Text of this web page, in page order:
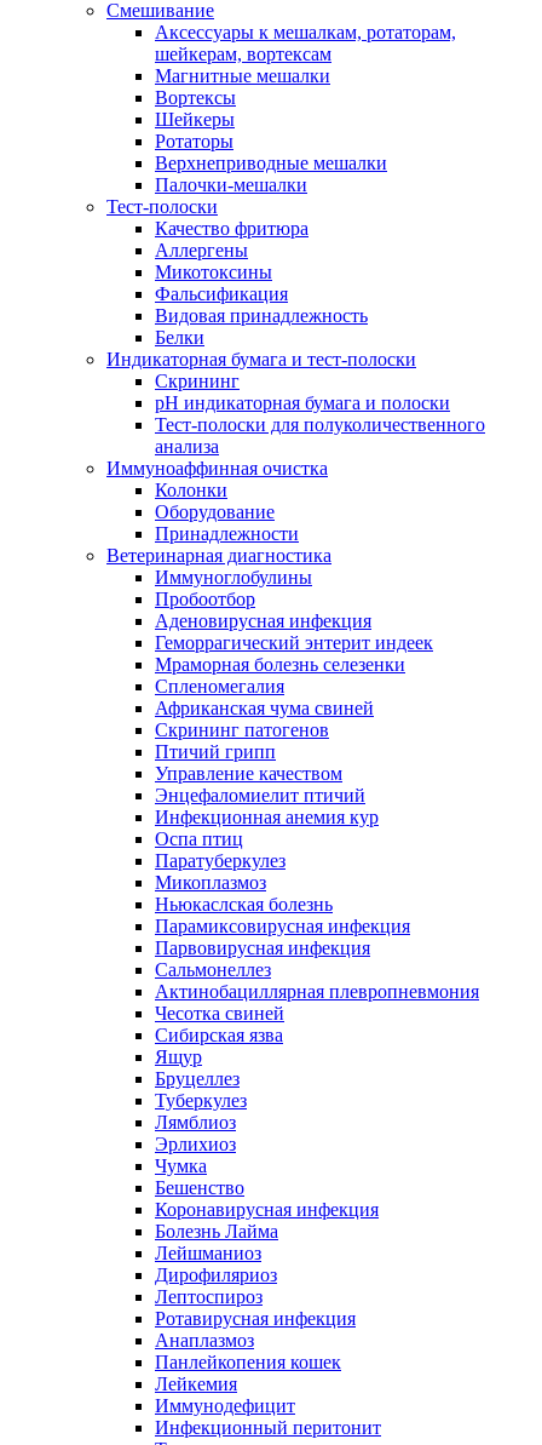
Смешивание
Аксессуары к мешалкам, ротаторам,
шейкерам, вортексам
Магнитные мешалки
Вортексы
Шейкеры
Ротаторы
Верхнеприводные мешалки
Палочки-мешалки
Тест-полоски
Качество фритюра
Аллергены
Микотоксины
Фальсификация
Видовая принадлежность
Белки
Индикаторная бумага и тест-полоски
Скрининг
pH индикаторная бумага и полоски
Тест-полоски для полуколичественного
анализа
Иммуноаффинная очистка
Колонки
Оборудование
Принадлежности
Ветеринарная диагностика
Иммуноглобулины
Пробоотбор
Аденовирусная инфекция
Геморрагический энтерит индеек
Мраморная болезнь селезенки
Спленомегалия
Африканская чума свиней
Скрининг патогенов
Птичий грипп
Управление качеством
Энцефаломиелит птичий
Инфекционная анемия кур
Оспа птиц
Паратуберкулез
Микоплазмоз
Ньюкаслская болезнь
Парамиксовирусная инфекция
Парвовирусная инфекция
Сальмонеллез
Актинобациллярная плевропневмония
Чесотка свиней
Сибирская язва
Ящур
Бруцеллез
Туберкулез
Лямблиоз
Эрлихиоз
Чумка
Бешенство
Коронавирусная инфекция
Болезнь Лайма
Лейшманиоз
Дирофиляриоз
Лептоспироз
Ротавирусная инфекция
Анаплазмоз
Панлейкопения кошек
Лейкемия
Иммунодефицит
Инфекционный перитонит